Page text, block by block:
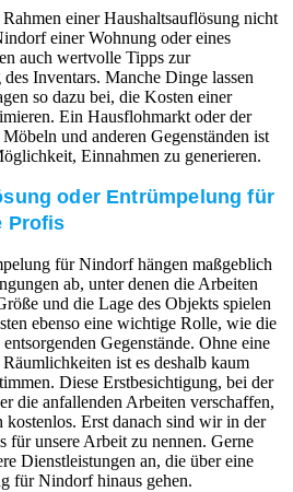
einer Haushaltsauflösung nicht
einer Wohnung oder eines
auch wertvolle Tipps zur
Inventars. Manche Dinge lassen
so dazu bei, die Kosten einer
Ein Hausflohmarkt oder der
und anderen Gegenständen ist
Einnahmen zu generieren.
oder Entrümpelung für
Profis
für Nindorf hängen maßgeblich
ab, unter denen die Arbeiten
und die Lage des Objekts spielen
ebenso eine wichtige Rolle, wie die
Gegenstände. Ohne eine
ist es deshalb kaum
Diese Erstbesichtigung, bei der
die anfallenden Arbeiten verschaffen,
kostenlos. Erst danach sind wir in der
für unsere Arbeit zu nennen. Gerne
Dienstleistungen an, die über eine
für Nindorf hinaus gehen.